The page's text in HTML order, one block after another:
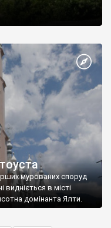
мурованих споруд
видніється в місті
домінанта Ялти.